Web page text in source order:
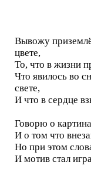
Вывожу
цвете,
То, что в жизни
Что явилось во
свете,
И что в сердце
Говорю о
И о том что
Но при этом
И мотив стал